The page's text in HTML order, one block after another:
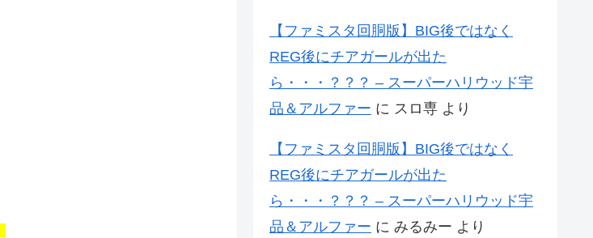
【ファミスタ回胴版】BIG後ではなく
REG後にチアガールが出た
ら・・・？？？ – スーパーハリウッド宇
品＆アルファー に スロ専 より
【ファミスタ回胴版】BIG後ではなく
REG後にチアガールが出た
ら・・・？？？ – スーパーハリウッド宇
品＆アルファー に みるみー より